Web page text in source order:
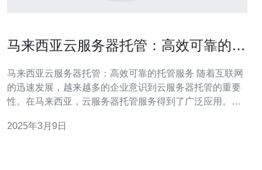
马来西亚云服务器托管：高效可靠的托
马来西亚云服务器托管：高效可靠的托管服务 随着互联网
的迅速发展，越来越多的企业意识到云服务器托管的重要
性。在马来西亚，云服务器托管服务得到了广泛应用。本
种高效可靠的托管服务。 1. 网络稳定性：马来西亚作为一
2025年3月9日